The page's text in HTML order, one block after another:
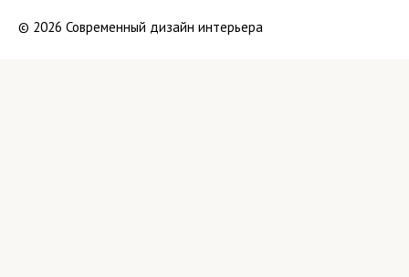
© 2026 Современный дизайн интерьера